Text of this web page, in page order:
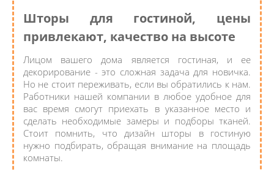
Шторы для гостиной, цены
привлекают, качество на высоте
Лицом вашего дома является гостиная, и ее
декорирование - это сложная задача для новичка.
Но не стоит переживать, если вы обратились к нам.
Работники нашей компании в любое удобное для
вас время смогут приехать в указанное место и
сделать необходимые замеры и подборы тканей.
Стоит помнить, что дизайн шторы в гостиную
нужно подбирать, обращая внимание на площадь
комнаты.